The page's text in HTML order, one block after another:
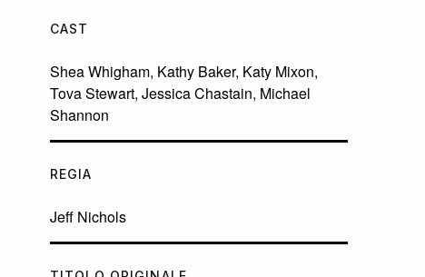
CAST
Shea Whigham, Kathy Baker, Katy Mixon,
Tova Stewart, Jessica Chastain, Michael
Shannon
REGIA
Jeff Nichols